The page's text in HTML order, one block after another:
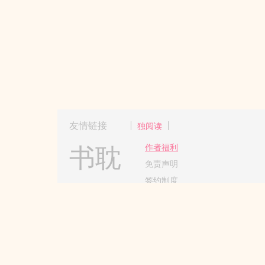
友情链接 独阅读
书耽
作者福利
免责声明
签约制度